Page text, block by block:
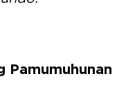
Pamumuhunan